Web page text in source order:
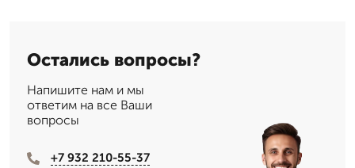
Остались вопросы?
Напишите нам и мы
ответим на все Ваши
вопросы
+7 932 210-55-37